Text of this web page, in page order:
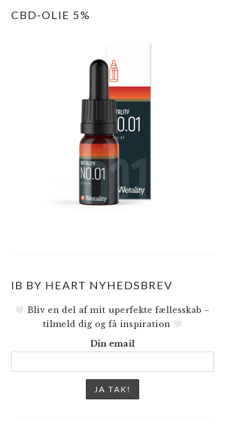
CBD-OLIE 5%
IB BY HEART NYHEDSBREV
Bliv en del af mit uperfekte fællesskab –
tilmeld dig og få inspiration
Din email